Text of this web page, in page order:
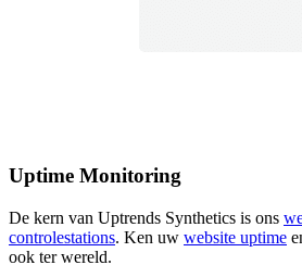
Uptime Monitoring
De kern van Uptrends Synthetics is ons
controlestations. Ken uw website uptime
ook ter wereld.